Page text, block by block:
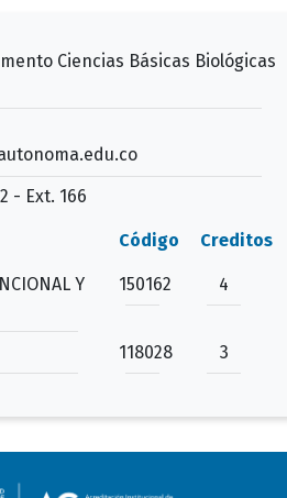
Ciencias Básicas Biológicas
- Ext. 166
Código Creditos
Y
150162 4
118028 3